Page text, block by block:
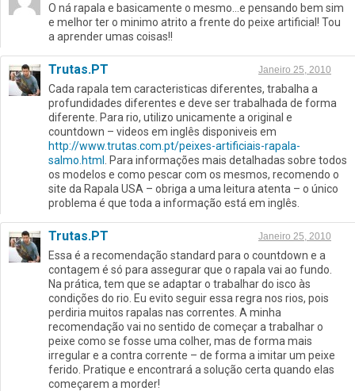
O ná rapala e basicamente o mesmo…e pensando bem sim
e melhor ter o minimo atrito a frente do peixe artificial! Tou
a aprender umas coisas!!
Trutas.PT Janeiro 25, 2010
Cada rapala tem caracteristicas diferentes, trabalha a
profundidades diferentes e deve ser trabalhada de forma
diferente. Para rio, utilizo unicamente a original e
countdown – videos em inglês disponiveis em
http://www.trutas.com.pt/peixes-artificiais-rapala-
salmo.html
. Para informações mais detalhadas sobre todos
os modelos e como pescar com os mesmos, recomendo o
site da Rapala USA – obriga a uma leitura atenta – o único
problema é que toda a informação está em inglês.
Trutas.PT Janeiro 25, 2010
Essa é a recomendação standard para o countdown e a
contagem é só para assegurar que o rapala vai ao fundo.
Na prática, tem que se adaptar o trabalhar do isco às
condições do rio. Eu evito seguir essa regra nos rios, pois
perdiria muitos rapalas nas correntes. A minha
recomendação vai no sentido de começar a trabalhar o
peixe como se fosse uma colher, mas de forma mais
irregular e a contra corrente – de forma a imitar um peixe
ferido. Pratique e encontrará a solução certa quando elas
começarem a morder!